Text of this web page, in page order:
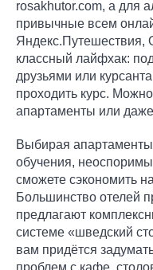
rosakhutor.com, а для
привычные всем
Яндекс.Путешествия,
классный лайфхак:
друзьями или
проходить курс.
апартаменты или
Выбирая
обучения,
сможете сэкономить
Большинство отелей
предлагают
системе «шведский
вам придётся
проблем с кафе,